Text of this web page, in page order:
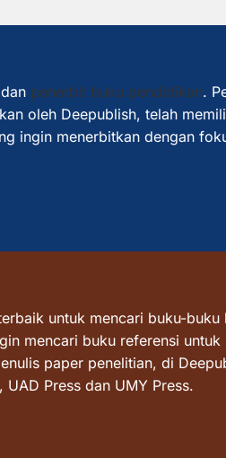
penerbit buku pendidikan.
oleh Deepublish, telah
ingin menerbitkan dengan
untuk mencari buku-
mencari buku referensi
paper penelitian, di
Press dan UMY Press.